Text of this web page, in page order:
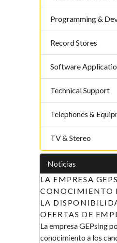
Programming &
Record Stores
Software
Technical Support
Telephones &
TV & Stereo
Noticias
PONE EN
PUBLICO
DE VARIAS
APOYO A LAS
LA MUJER EN
ECUATORIAL
DE
AVISO DE
Gobierno de la